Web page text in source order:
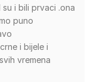
i bili prvaci .ona
puno
i bijele i
vremena